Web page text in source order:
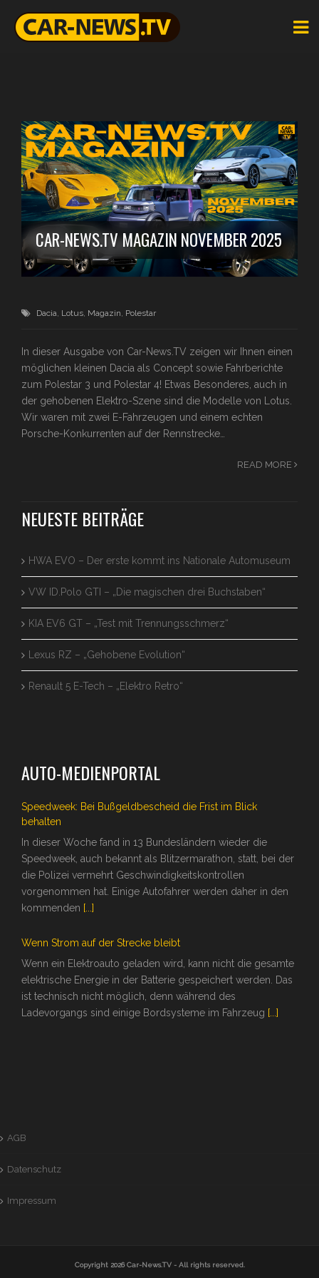
CAR-NEWS.TV MAGAZIN NOVEMBER 2025
Dacia, Lotus, Magazin, Polestar
In dieser Ausgabe von Car-News.TV zeigen wir Ihnen einen
möglichen kleinen Dacia als Concept sowie Fahrberichte
zum Polestar 3 und Polestar 4! Etwas Besonderes, auch in
der gehobenen Elektro-Szene sind die Modelle von Lotus.
Wir waren mit zwei E-Fahrzeugen und einem echten
Porsche-Konkurrenten auf der Rennstrecke…
READ MORE
NEUESTE BEITRÄGE
HWA EVO – Der erste kommt ins Nationale Automuseum
VW ID.Polo GTI – „Die magischen drei Buchstaben“
KIA EV6 GT – „Test mit Trennungsschmerz“
Lexus RZ – „Gehobene Evolution“
Renault 5 E-Tech – „Elektro Retro“
AUTO-MEDIENPORTAL
Speedweek: Bei Bußgeldbescheid die Frist im Blick
behalten
In dieser Woche fand in 13 Bundesländern wieder die
Speedweek, auch bekannt als Blitzermarathon, statt, bei der
die Polizei vermehrt Geschwindigkeitskontrollen
vorgenommen hat. Einige Autofahrer werden daher in den
kommenden [...]
Wenn Strom auf der Strecke bleibt
Wenn ein Elektroauto geladen wird, kann nicht die gesamte
elektrische Energie in der Batterie gespeichert werden. Das
ist technisch nicht möglich, denn während des
Ladevorgangs sind einige Bordsysteme im Fahrzeug [...]
AGB
Datenschutz
Impressum
Copyright 2026Car-News.TV- All rights reserved.